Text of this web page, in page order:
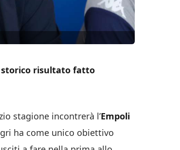
storico risultato fatto
stagione incontrerà l’Empoli
ha come unico obiettivo